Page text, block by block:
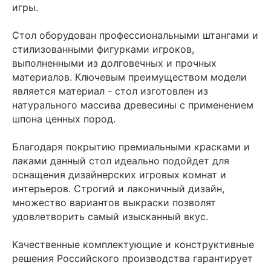
игры.
Стол оборудован профессиональными штангами и
стилизованными фигурками игроков,
выполненными из долговечных и прочных
материалов. Ключевым преимуществом модели
является материал - стол изготовлен из
натурального массива древесины с применением
шпона ценных пород.
Благодаря покрытию премиальными красками и
лаками данный стол идеально подойдет для
оснащения дизайнерских игровых комнат и
интерьеров. Строгий и лаконичный дизайн,
множество вариантов выкраски позволят
удовлетворить самый изысканный вкус.
Качественные комплектующие и конструктивные
решения Российского производства гарантирует